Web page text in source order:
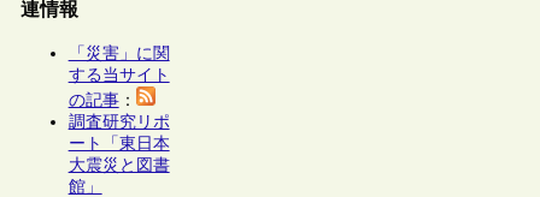
連情報
「災害」に関
する当サイト
の記事：
調査研究リポ
ート「東日本
大震災と図書
館」